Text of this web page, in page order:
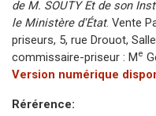
de M. SOUTY Et de son
le Ministère d'État. Vente
priseurs, 5, rue Drouot,
commissaire-priseur : Me
Version numérique
Rérérence: